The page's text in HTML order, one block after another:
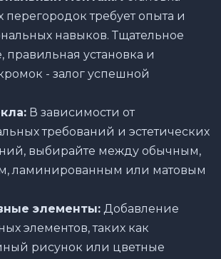
перегородок требует опыта и
навыков. Тщательное
правильная установка и
- залог успешной
В зависимости от
требований и эстетических
выбирайте между обычным,
ламинированным или матовым
элементы: Добавление
элементов, таких как
рисунок или цветные